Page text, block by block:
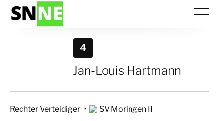
4
Jan-Louis Hartmann
Rechter Verteidiger SV Moringen II